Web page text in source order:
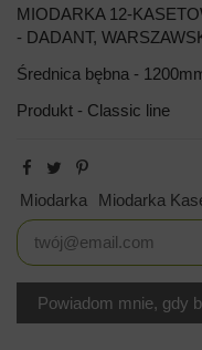
MIODARKA 12-
- DADANT,
Średnica bębna -
Produkt - Classic line
Miodarka Miodarka